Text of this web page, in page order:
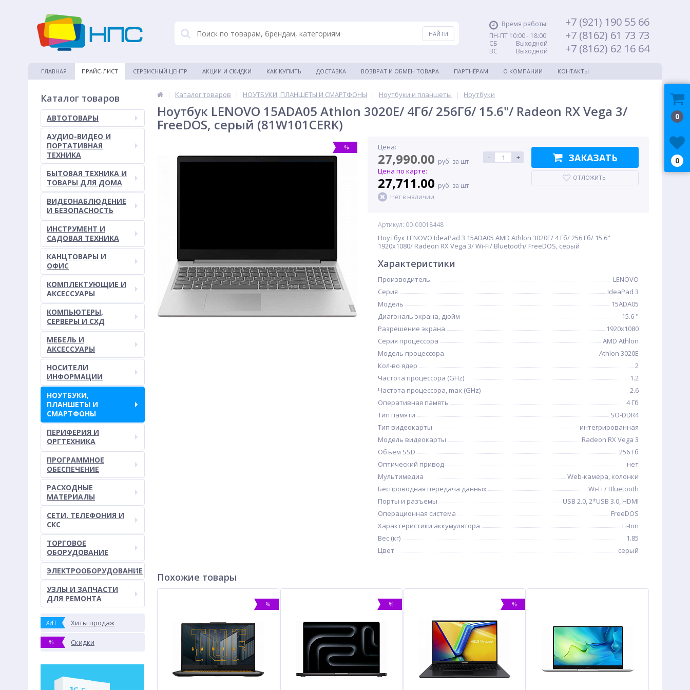
Время работы:
ПН-ПТ 10:00 - 18:00
СБ Выходной
ВС Выходной
+7 (921) 190 55 66
+7 (8162) 61 73 73
+7 (8162) 62 16 64
ГЛАВНАЯ ПРАЙС-ЛИСТ СЕРВИСНЫЙ ЦЕНТР АКЦИИ И СКИДКИ КАК КУПИТЬ ДОСТАВКА ВОЗВРАТ И ОБМЕН ТОВАРА ПАРТНЁРАМ О КОМПАНИИ КОНТАКТЫ
Каталог товаров
АВТОТОВАРЫ
АУДИО-ВИДЕО И
ПОРТАТИВНАЯ
ТЕХНИКА
БЫТОВАЯ ТЕХНИКА И
ТОВАРЫ ДЛЯ ДОМА
ВИДЕОНАБЛЮДЕНИЕ
И БЕЗОПАСНОСТЬ
ИНСТРУМЕНТ И
САДОВАЯ ТЕХНИКА
КАНЦТОВАРЫ И
ОФИС
КОМПЛЕКТУЮЩИЕ И
АКСЕССУАРЫ
КОМПЬЮТЕРЫ,
СЕРВЕРЫ И СХД
МЕБЕЛЬ И
АКСЕССУАРЫ
НОСИТЕЛИ
ИНФОРМАЦИИ
НОУТБУКИ,
ПЛАНШЕТЫ И
СМАРТФОНЫ
ПЕРИФЕРИЯ И
ОРГТЕХНИКА
ПРОГРАММНОЕ
ОБЕСПЕЧЕНИЕ
РАСХОДНЫЕ
МАТЕРИАЛЫ
СЕТИ, ТЕЛЕФОНИЯ И
СКС
ТОРГОВОЕ
ОБОРУДОВАНИЕ
ЭЛЕКТРООБОРУДОВАНИЕ
УЗЛЫ И ЗАПЧАСТИ
ДЛЯ РЕМОНТА
ХИТ Хиты продаж
% Скидки
| Каталог товаров | НОУТБУКИ, ПЛАНШЕТЫ И СМАРТФОНЫ | Ноутбуки и планшеты | Ноутбуки
Ноутбук LENOVO 15ADA05 Athlon 3020E/ 4Гб/ 256Гб/ 15.6"/ Radeon RX Vega 3/
FreeDOS, серый (81W101CERK)
% Цена:
27,990.00 руб. за шт
Цена по карте:
27,711.00 руб. за шт
Нет в наличии
- + ЗАКАЗАТЬ
ОТЛОЖИТЬ
Артикул: 00-00018448
Ноутбук LENOVO IdeaPad 3 15ADA05 AMD Athlon 3020E/ 4 Гб/ 256 Гб/ 15.6"
1920x1080/ Radeon RX Vega 3/ Wi-Fi/ Bluetooth/ FreeDOS, серый
Характеристики
Производитель
LENOVO
Серия
IdeaPad 3
Модель
15ADA05
Диагональ экрана, дюйм
15.6 "
Разрешение экрана
1920x1080
Серия процессора
AMD Athlon
Модель процессора
Athlon 3020E
Кол-во ядер
2
Частота процессора (GHz)
1.2
Частота процессора, max (GHz)
2.6
Оперативная память
4 Гб
Тип памяти
SO-DDR4
Тип видеокарты
интегрированная
Модель видеокарты
Radeon RX Vega 3
Объем SSD
256 Гб
Оптический привод
нет
Мультимедиа
Web-камера, колонки
Беспроводная передача данных
Wi-Fi / Bluetooth
Порты и разъемы
USB 2.0, 2*USB 3.0, HDMI
Операционная система
FreeDOS
Характеристики аккумулятора
Li-Ion
Вес (кг)
1.85
Цвет
серый
Похожие товары
% % %
0
0